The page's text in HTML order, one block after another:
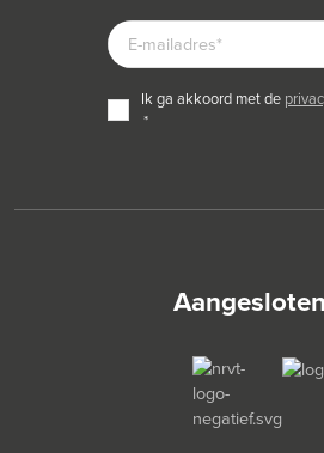
E-
MAILADRES
TOESTEMMING
*
ik ga akkoord met de
*